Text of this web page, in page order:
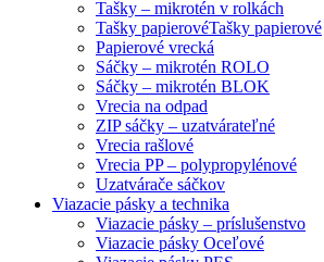
Tašky – mikrotén v rolkách
Tašky papierovéTašky papierové
Papierové vrecká
Sáčky – mikrotén ROLO
Sáčky – mikrotén BLOK
Vrecia na odpad
ZIP sáčky – uzatvárateľné
Vrecia rašlové
Vrecia PP – polypropylénové
Uzatvárače sáčkov
Viazacie pásky a technika
Viazacie pásky – príslušenstvo
Viazacie pásky Oceľové